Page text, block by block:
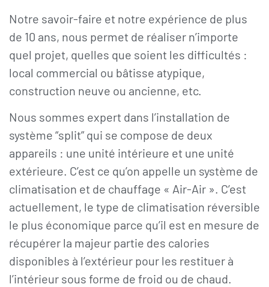
Notre savoir-faire et notre expérience de plus
de 10 ans, nous permet de réaliser n’importe
quel projet, quelles que soient les difficultés :
local commercial ou bâtisse atypique,
construction neuve ou ancienne, etc.
Nous sommes expert dans l’installation de
système “split” qui se compose de deux
appareils : une unité intérieure et une unité
extérieure. C’est ce qu’on appelle un système de
climatisation et de chauffage « Air-Air ». C’est
actuellement, le type de climatisation réversible
le plus économique parce qu’il est en mesure de
récupérer la majeur partie des calories
disponibles à l’extérieur pour les restituer à
l’intérieur sous forme de froid ou de chaud.